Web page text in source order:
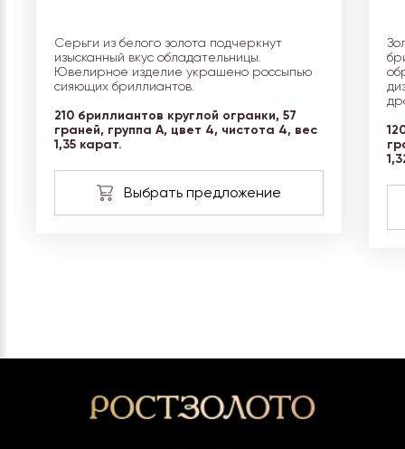
Серьги из белого золота подчеркнут
изысканный вкус обладательницы.
Ювелирное изделие украшено россыпью
сияющих бриллиантов.
210 бриллиантов круглой огранки, 57
граней, группа А, цвет 4, чистота 4, вес
1,35 карат.